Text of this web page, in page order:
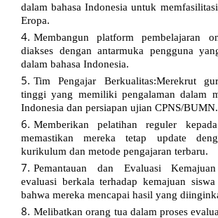
dalam bahasa Indonesia untuk
Eropa.
Membangun platform pembelajaran
diakses dengan antarmuka pengguna
dalam bahasa Indonesia.
Tim Pengajar Berkualitas:Merekrut
tinggi yang memiliki pengalaman dalam
Indonesia dan persiapan ujian CPNS/BUMN.
Memberikan pelatihan reguler
memastikan mereka tetap update
kurikulum dan metode pengajaran terbaru.
Pemantauan dan Evaluasi
evaluasi berkala terhadap kemajuan
bahwa mereka mencapai hasil yang
Melibatkan orang tua dalam proses